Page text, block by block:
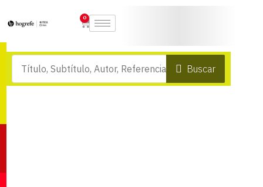
0
Buscar